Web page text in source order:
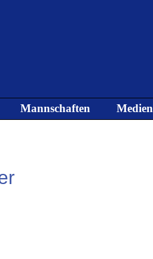
Menü überspringen
▼
Mannschaften ▼
Medien